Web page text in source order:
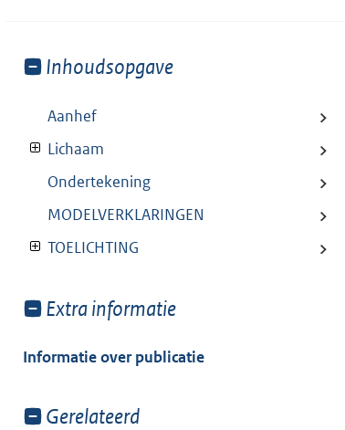
Toon
van:
Inhoudsopgave
Aanhef
Lichaam
Ondertekening
MODELVERKLARINGEN
TOELICHTING
Toon
van:
Extra informatie
Informatie over publicatie
Toon
Gerelateerd